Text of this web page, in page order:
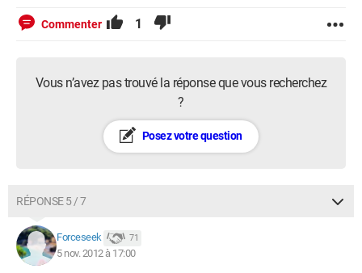
Commenter 1
Vous n’avez pas trouvé la réponse que vous recherchez
?
Posez votre question
RÉPONSE 5 / 7
Forceseek 71
5 nov. 2012 à 17:00